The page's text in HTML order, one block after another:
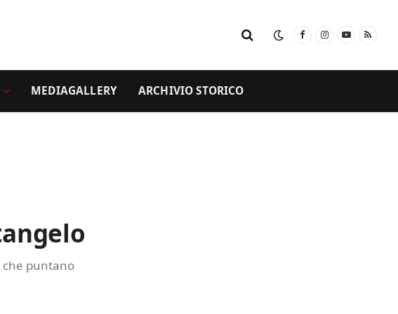
FacebookInstagram
YouTube
RSS
MEDIAGALLERY ARCHIVIO STORICO
che puntano